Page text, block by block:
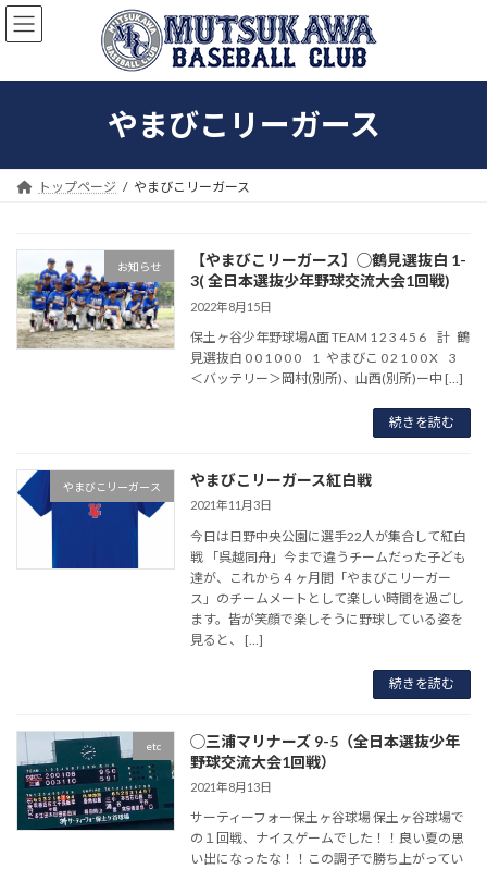
コ
ン
ナ
ビ
やまびこリーガース
トップページ やまびこリーガース
お知らせ
【やまびこリーガース】◯鶴見選抜白 1-
3( 全日本選抜少年野球交流大会1回戦)
2022年8月15日
保土ヶ谷少年野球場A面 TEAM 1 2 3 4 5 6 計 鶴
見選抜白 0 0 1 0 0 0 1 やまびこ 0 2 1 0 0 X 3
＜バッテリー＞岡村(別所)、山西(別所)ー中 […]
続きを読む
やまびこリーガース やまびこリーガース紅白戦
2021年11月3日
今日は日野中央公園に選手22人が集合して紅白
戦 「呉越同舟」今まで違うチームだった子ども
達が、これから４ヶ月間「やまびこリーガー
ス」のチームメートとして楽しい時間を過ごし
ます。皆が笑顔で楽しそうに野球している姿を
見ると、 […]
続きを読む
etc
◯三浦マリナーズ 9-5（全日本選抜少年
野球交流大会1回戦）
2021年8月13日
サーティーフォー保土ヶ谷球場 保土ヶ谷球場で
の１回戦、ナイスゲームでした！！良い夏の思
い出になったな！！この調子で勝ち上がってい